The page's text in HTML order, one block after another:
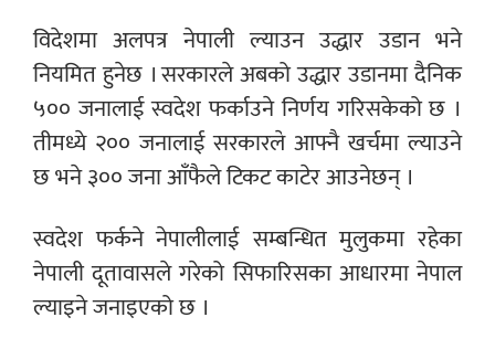
विदेशमा अलपत्र नेपाली ल्याउन उद्धार उडान भने
नियमित हुनेछ । सरकारले अबको उद्धार उडानमा दैनिक
५०० जनालाई स्वदेश फर्काउने निर्णय गरिसकेको छ ।
तीमध्ये २०० जनालाई सरकारले आफ्नै खर्चमा ल्याउने
छ भने ३०० जना आँफैले टिकट काटेर आउनेछन् ।
स्वदेश फर्कने नेपालीलाई सम्बन्धित मुलुकमा रहेका
नेपाली दूतावासले गरेको सिफारिसका आधारमा नेपाल
ल्याइने जनाइएको छ ।